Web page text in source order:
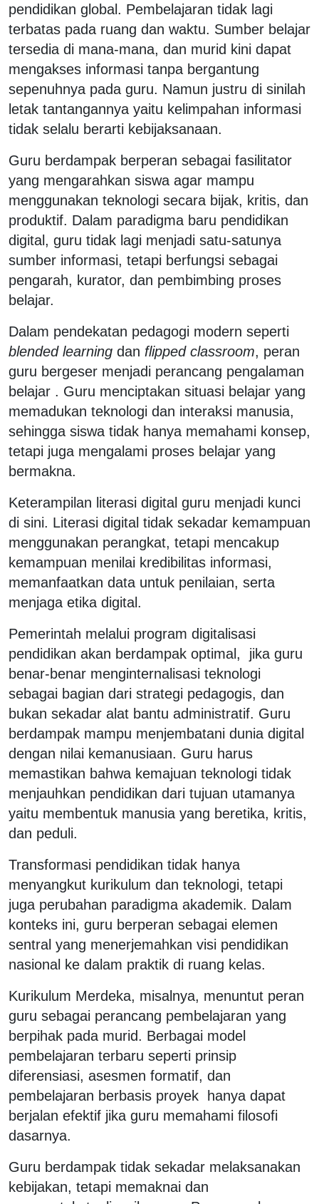
pendidikan global. Pembelajaran tidak lagi
terbatas pada ruang dan waktu. Sumber belajar
tersedia di mana-mana, dan murid kini dapat
mengakses informasi tanpa bergantung
sepenuhnya pada guru. Namun justru di sinilah
letak tantangannya yaitu kelimpahan informasi
tidak selalu berarti kebijaksanaan.
Guru berdampak berperan sebagai fasilitator
yang mengarahkan siswa agar mampu
menggunakan teknologi secara bijak, kritis, dan
produktif. Dalam paradigma baru pendidikan
digital, guru tidak lagi menjadi satu-satunya
sumber informasi, tetapi berfungsi sebagai
pengarah, kurator, dan pembimbing proses
belajar.
Dalam pendekatan pedagogi modern seperti
blended learning dan flipped classroom, peran
guru bergeser menjadi perancang pengalaman
belajar . Guru menciptakan situasi belajar yang
memadukan teknologi dan interaksi manusia,
sehingga siswa tidak hanya memahami konsep,
tetapi juga mengalami proses belajar yang
bermakna.
Keterampilan literasi digital guru menjadi kunci
di sini. Literasi digital tidak sekadar kemampuan
menggunakan perangkat, tetapi mencakup
kemampuan menilai kredibilitas informasi,
memanfaatkan data untuk penilaian, serta
menjaga etika digital.
Pemerintah melalui program digitalisasi
pendidikan akan berdampak optimal, jika guru
benar-benar menginternalisasi teknologi
sebagai bagian dari strategi pedagogis, dan
bukan sekadar alat bantu administratif. Guru
berdampak mampu menjembatani dunia digital
dengan nilai kemanusiaan. Guru harus
memastikan bahwa kemajuan teknologi tidak
menjauhkan pendidikan dari tujuan utamanya
yaitu membentuk manusia yang beretika, kritis,
dan peduli.
Transformasi pendidikan tidak hanya
menyangkut kurikulum dan teknologi, tetapi
juga perubahan paradigma akademik. Dalam
konteks ini, guru berperan sebagai elemen
sentral yang menerjemahkan visi pendidikan
nasional ke dalam praktik di ruang kelas.
Kurikulum Merdeka, misalnya, menuntut peran
guru sebagai perancang pembelajaran yang
berpihak pada murid. Berbagai model
pembelajaran terbaru seperti prinsip
diferensiasi, asesmen formatif, dan
pembelajaran berbasis proyek hanya dapat
berjalan efektif jika guru memahami filosofi
dasarnya.
Guru berdampak tidak sekadar melaksanakan
kebijakan, tetapi memaknai dan